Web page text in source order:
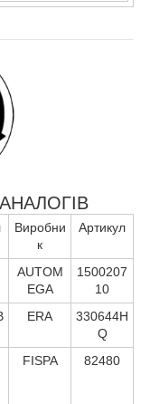
Виробни
к
Артикул
AUTOM
EGA
1500207
10
ERA
330644H
Q
FISPA 82480